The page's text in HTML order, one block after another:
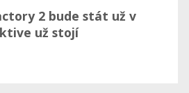
2 bude stát už v
už stojí